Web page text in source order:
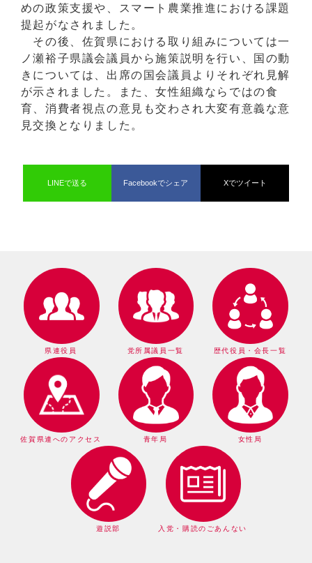
めの政策支援や、スマート農業推進における課題
提起がなされました。
その後、佐賀県における取り組みについては一
ノ瀬裕子県議会議員から施策説明を行い、国の動
きについては、出席の国会議員よりそれぞれ見解
が示されました。また、女性組織ならではの食
育、消費者視点の意見も交わされ大変有意義な意
見交換となりました。
LINEで送る Facebookでシェア Xでツイート
県連役員 党所属議員一覧 歴代役員・会長一覧
佐賀県連へのアクセス 青年局 女性局
遊説部 入党・購読のごあんない